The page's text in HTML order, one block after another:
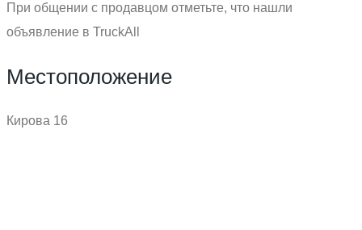
При общении с продавцом отметьте, что нашли
объявление в TruckAll
Местоположение
Кирова 16